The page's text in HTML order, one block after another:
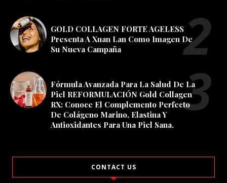
GOLD COLLAGEN FORTE AGELESS
Presenta A Xuan Lan Como Imagen De
Su Nueva Campaña
Fórmula Avanzada Para La Salud De La
Piel REFORMULACIÓN Gold Collagen
RX: Conoce El Complemento Perfecto
De Colágeno Marino, Elastina Y
Antioxidantes Para Una Piel Sana.
CONTACT US